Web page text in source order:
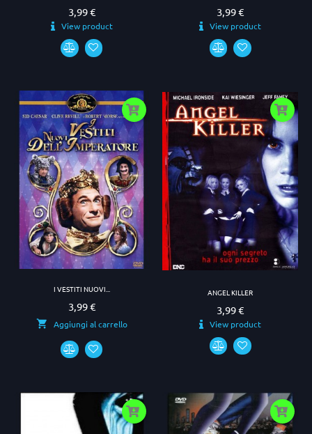
Prezzo
3,99 €
View product
Prezzo
3,99 €
View product
I VESTITI NUOVI...
Prezzo
3,99 €
Aggiungi al carrello
ANGEL KILLER
Prezzo
3,99 €
View product